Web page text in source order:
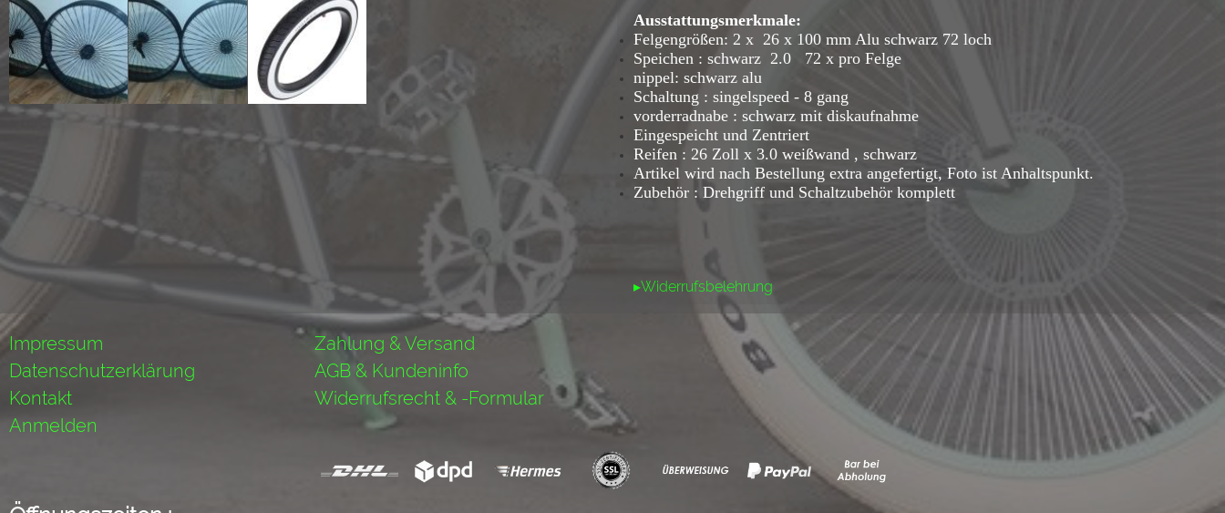
Ausstattungsmerkmale:
Felgengrößen: 2 x 26 x 100 mm Alu schwarz 72 loch
Speichen : schwarz 2.0 72 x pro Felge
nippel: schwarz alu
Schaltung : singelspeed - 8 gang
vorderradnabe : schwarz mit diskaufnahme
Eingespeicht und Zentriert
Reifen : 26 Zoll x 3.0 weißwand , schwarz
Artikel wird nach Bestellung extra angefertigt, Foto ist Anhaltspunkt.
Zubehör : Drehgriff und Schaltzubehör komplett
▸Widerrufsbelehrung
Impressum
Datenschutzerklärung
Kontakt
Anmelden
Zahlung & Versand
AGB & Kundeninfo
Widerrufsrecht & -Formular